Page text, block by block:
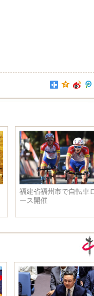
福建省福州市で自転車
ース開催